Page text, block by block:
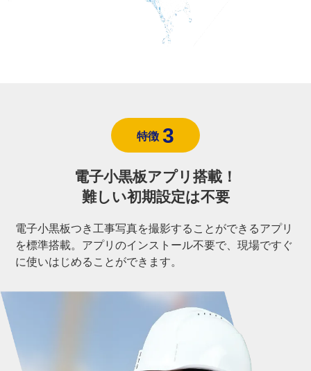
特徴 3
電子小黒板アプリ搭載！
難しい初期設定は不要
電子小黒板つき工事写真を撮影することができるアプリ
を標準搭載。アプリのインストール不要で、現場ですぐ
に使いはじめることができます。